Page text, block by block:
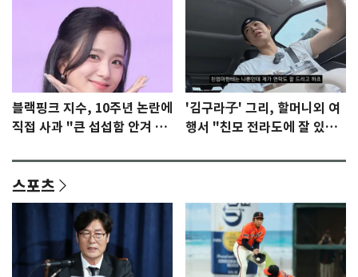
블랙핑크 지수, 10주년 논란에
직접 사과 "큰 섭섭함 안겨 미
'김구라子' 그리, 할머니외 여
행서 "친모 전라도에 잘 있
스포츠